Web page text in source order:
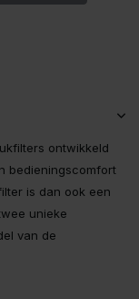
ontwikkeld
bedieningscomfort
is dan ook een
unieke
van de